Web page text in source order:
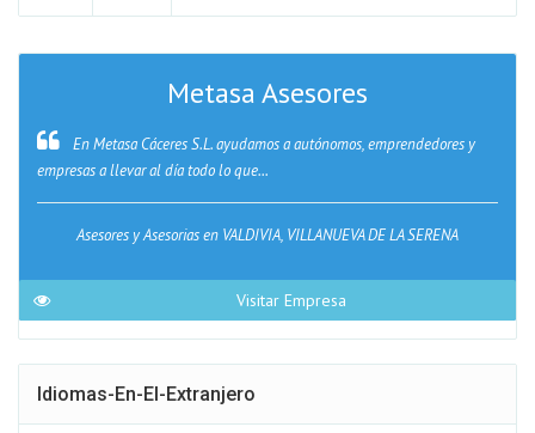
Metasa Asesores
En Metasa Cáceres S.L. ayudamos a autónomos, emprendedores y
empresas a llevar al día todo lo que...
Asesores y Asesorias en VALDIVIA, VILLANUEVA DE LA SERENA
Visitar Empresa
Idiomas-En-El-Extranjero